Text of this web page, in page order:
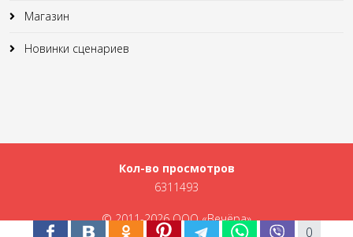
0
Магазин
Новинки сценариев
Кол-во просмотров
6311493
© 2011-2026 ООО «Вечёра»